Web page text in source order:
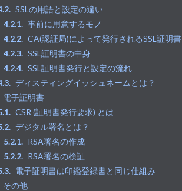
SSLの用語と設定の違い
事前に用意するモノ
CA(認証局)によって発行されるSSL証明書
SSL証明書の中身
SSL証明書発行と設定の流れ
ディスティングイッシュネームとは？
電子証明書
CSR (証明書発行要求) とは
デジタル署名とは？
RSA署名の作成
RSA署名の検証
電子証明書は印鑑登録書と同じ仕組み
その他